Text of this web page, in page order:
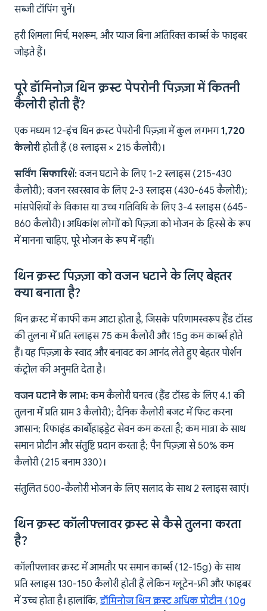
सब्जी टॉपिंग चुनें।
हरी शिमला मिर्च, मशरूम, और प्याज बिना अतिरिक्त कार्ब्स के फाइबर
जोड़ते हैं।
पूरे डॉमिनोज़ थिन क्रस्ट पेपरोनी पिज़्ज़ा में कितनी
कैलोरी होती हैं?
एक मध्यम 12-इंच थिन क्रस्ट पेपरोनी पिज़्ज़ा में कुल लगभग1,720
कैलोरीहोती हैं (8 स्लाइस × 215 कैलोरी)।
सर्विंग सिफारिशें:वजन घटाने के लिए 1-2 स्लाइस (215-430
कैलोरी); वजन रखरखाव के लिए 2-3 स्लाइस (430-645 कैलोरी);
मांसपेशियों के विकास या उच्च गतिविधि के लिए 3-4 स्लाइस (645-
860 कैलोरी)। अधिकांश लोगों को पिज़्ज़ा को भोजन के हिस्से के रूप
में मानना चाहिए, पूरे भोजन के रूप में नहीं।
थिन क्रस्ट पिज़्ज़ा को वजन घटाने के लिए बेहतर
क्या बनाता है?
थिन क्रस्ट में काफी कम आटा होता है, जिसके परिणामस्वरूप हैंड टॉस्ड
की तुलना में प्रति स्लाइस 75 कम कैलोरी और 15g कम कार्ब्स होते
हैं। यह पिज़्ज़ा के स्वाद और बनावट का आनंद लेते हुए बेहतर पोर्शन
कंट्रोल की अनुमति देता है।
वजन घटाने के लाभ:कम कैलोरी घनत्व (हैंड टॉस्ड के लिए 4.1 की
तुलना में प्रति ग्राम 3 कैलोरी); दैनिक कैलोरी बजट में फिट करना
आसान; रिफाइंड कार्बोहाइड्रेट सेवन कम करता है; कम मात्रा के साथ
समान प्रोटीन और संतुष्टि प्रदान करता है; पैन पिज़्ज़ा से 50% कम
कैलोरी (215 बनाम 330)।
संतुलित 500-कैलोरी भोजन के लिए सलाद के साथ 2 स्लाइस खाएं।
थिन क्रस्ट कॉलीफ्लावर क्रस्ट से कैसे तुलना करता
है?
कॉलीफ्लावर क्रस्ट में आमतौर पर समान कार्ब्स (12-15g) के साथ
प्रति स्लाइस 130-150 कैलोरी होती हैं लेकिन ग्लूटेन-फ्री और फाइबर
में उच्च होता है। हालांकि,डॉमिनोज़ थिन क्रस्ट अधिक प्रोटीन (10g